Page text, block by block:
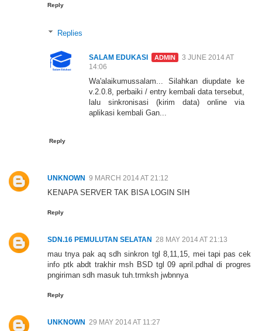
Reply
Replies
SALAM EDUKASI
3 JUNE 2014 AT
14:06
Wa'alaikumussalam... Silahkan diupdate ke
v.2.0.8, perbaiki / entry kembali data tersebut,
lalu sinkronisasi (kirim data) online via
aplikasi kembali Gan...
Reply
UNKNOWN 9 MARCH 2014 AT 21:12
KENAPA SERVER TAK BISA LOGIN SIH
Reply
SDN.16 PEMULUTAN SELATAN 28 MAY 2014 AT 21:13
mau tnya pak aq sdh sinkron tgl 8,11,15, mei tapi pas cek
info ptk abdt trakhir msh BSD tgl 09 april.pdhal di progres
pngiriman sdh masuk tuh.trmksh jwbnnya
Reply
UNKNOWN 29 MAY 2014 AT 11:27